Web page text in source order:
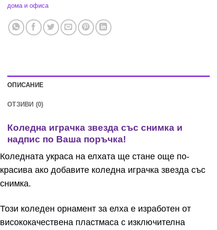
дома и офиса
ОПИСАНИЕ
ОТЗИВИ (0)
Коледна играчка звезда със снимка и
надпис по Ваша поръчка!
Коледната украса на елхата ще стане още по-
красива ако добавите коледна играчка звезда със
снимка.
Този коледен орнамент за елха е изработен от
висококачествена пластмаса с изключителна